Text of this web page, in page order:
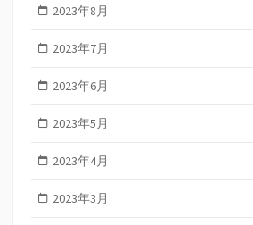
2023年8月
2023年7月
2023年6月
2023年5月
2023年4月
2023年3月